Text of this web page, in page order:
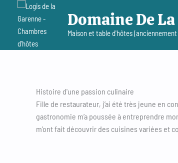
contenu
Domaine De
Maison et table d'hôtes
Histoire d'une passion culinaire
Fille de restaurateur, j’ai été très jeune en
gastronomie m’a poussée à entreprendre
m’ont fait découvrir des cuisines variées et